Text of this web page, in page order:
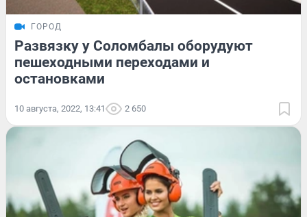
ГОРОД
Развязку у Соломбалы оборудуют
пешеходными переходами и
остановками
10 августа, 2022, 13:41 2 650